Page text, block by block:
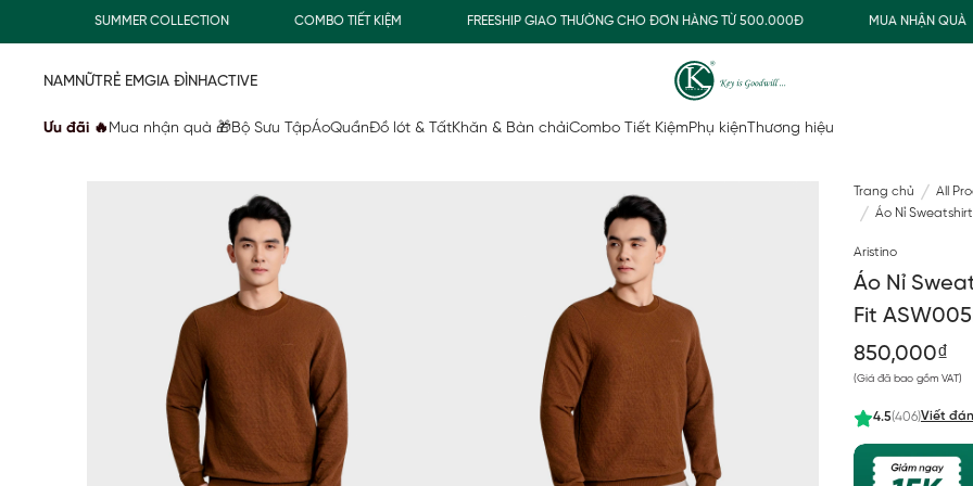
SUMMER COLLECTION COMBO TIẾT KIỆM FREESHIP GIAO THƯỜNG CHO ĐƠN HÀNG TỪ 500.000Đ MUA NHẬN QUÀ
NAMNỮTRẺ EMGIA ĐÌNHACTIVE
Ưu đãi 🔥Mua nhận quà 🎁Bộ Sưu TậpÁoQuầnĐồ lót & TấtKhăn & Bàn chảiCombo Tiết KiệmPhụ kiện Thương hiệu
Trang chủ
All
Áo Nỉ
Aristino
Áo Nỉ
Fit
850,000₫
(Giá đã bao gồm VAT)
4.5(406)Viết